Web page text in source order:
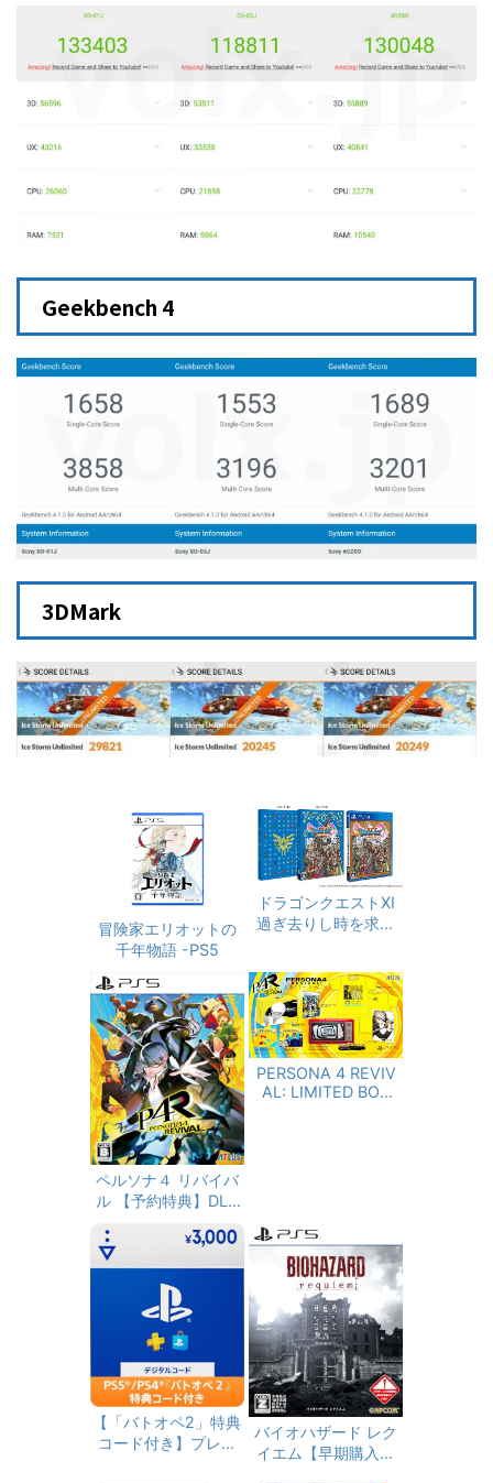
Geekbench 4
3DMark
冒険家エリオットの
千年物語 -PS5
ドラゴンクエストXI
過ぎ去りし時を求め
ペルソナ４ リバイバ
ル 【予約特典】DLC
バル: P3R＆P5R Extr
a BGMセット」同梱
- PS5
PERSONA 4 REVIV
AL: LIMITED BOX
ホポーチ & 限定版オ
リジナルTシャツ &
アートブック（全48
P）＆群青色の衣装セ
ット（DLC）【予約
特典】DLC「ペルソ
ナ４ リバイバル: P3
R＆P5R Extra BGM
セット」同梱【Ama
zon.co.jp限定】堂島
菜々子ボイスキーホ
ルダー 付 - PS5
【「バトオペ2」特典
コード付き】プレイ
バイオハザード レク
イエム【早期購入特